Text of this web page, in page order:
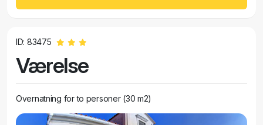
ID: 83475
Værelse
Overnatning for to personer (30 m2)